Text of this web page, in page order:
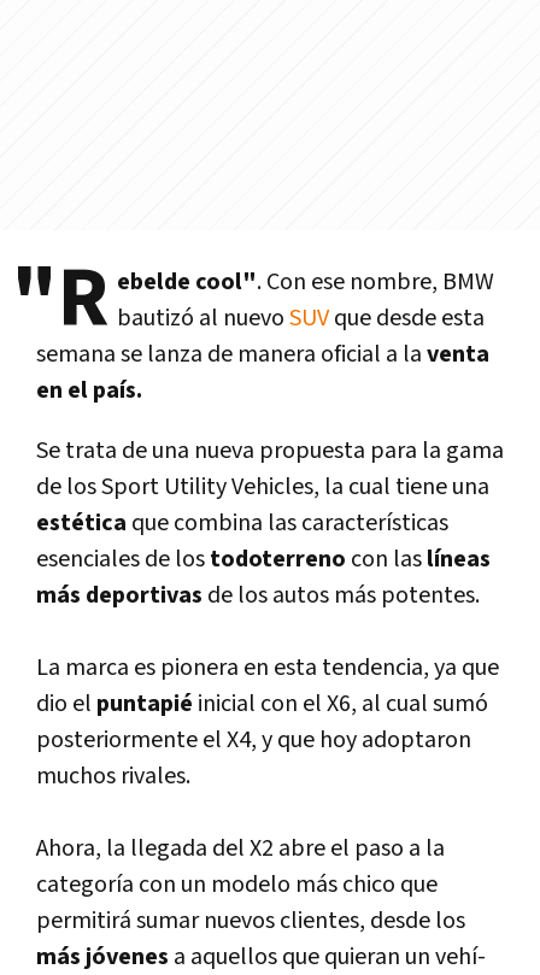
"R ebelde cool". Con ese nombre, BMW
bautizó al nuevoSUVque desde esta
semana se lanza de manera oficial a laventa
en el paí­s.
Se trata de una nueva propuesta para la gama
de los Sport Utility Vehicles, la cual tiene una
estética que combina las caracterí­sticas
esenciales de lostodoterreno con laslí­neas
más deportivas de los autos más potentes.
La marca es pionera en esta tendencia, ya que
dio el puntapié inicial con el X6, al cual sumó
posteriormente el X4, y que hoy adoptaron
muchos rivales.
Ahora, la llegada del X2 abre el paso a la
categorí­a con un modelo más chico que
permitirá sumar nuevos clientes, desde los
más jóvenes a aquellos que quieran un vehí­